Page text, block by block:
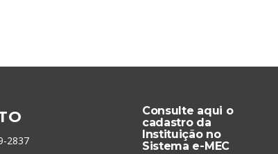
2837
Consulte aqui o
cadastro da
Instituição no
Sistema e-MEC